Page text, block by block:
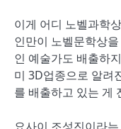
이게 어디 노벨과학
인만이 노벨문학상
인 예술가도 배출하
미 3D업종으로 알려
를 배출하고 있는 게